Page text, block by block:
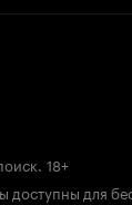
. 18+
доступны для